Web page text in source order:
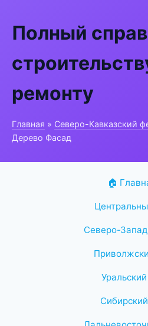
Полный
ремонту
Главная » Северо-Кавказский
Дерево Фасад
🏠
Северо-